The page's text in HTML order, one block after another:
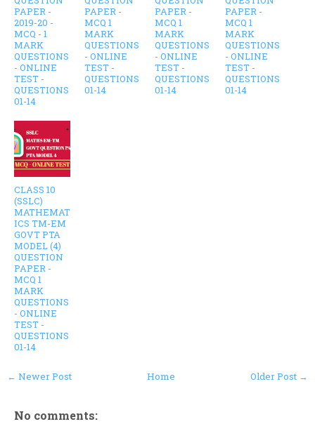
PAPER -
2019-20 -
MCQ - 1
MARK
QUESTIONS
- ONLINE
TEST -
QUESTIONS
01-14
PAPER -
MCQ 1
MARK
QUESTIONS
- ONLINE
TEST -
QUESTIONS
01-14
PAPER -
MCQ 1
MARK
QUESTIONS
- ONLINE
TEST -
QUESTIONS
01-14
PAPER -
MCQ 1
MARK
QUESTIONS
- ONLINE
TEST -
QUESTIONS
01-14
CLASS 10
(SSLC)
MATHEMAT
ICS TM-EM
GOVT PTA
MODEL (4)
QUESTION
PAPER -
MCQ 1
MARK
QUESTIONS
- ONLINE
TEST -
QUESTIONS
01-14
← Newer Post Older Post →
Home
No comments: